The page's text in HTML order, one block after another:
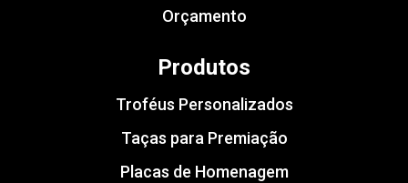
Orçamento
Produtos
Troféus Personalizados
Taças para Premiação
Placas de Homenagem